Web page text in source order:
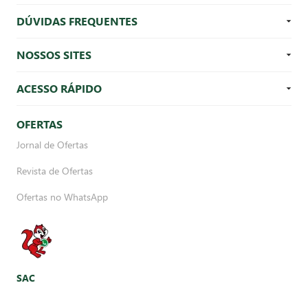
DÚVIDAS FREQUENTES
NOSSOS SITES
ACESSO RÁPIDO
OFERTAS
Jornal de Ofertas
Revista de Ofertas
Ofertas no WhatsApp
SAC